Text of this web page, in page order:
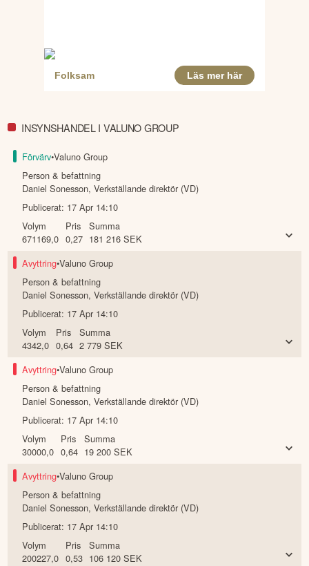
INSYNSHANDEL I VALUNO GROUP
Förvärv•Valuno Group
Person & befattning
Daniel Sonesson,Verkställande direktör (VD)
Publicerat: 17 Apr 14:10
Volym
671169,0
Pris
0,27
Summa
181 216 SEK
Avyttring•Valuno Group
Person & befattning
Daniel Sonesson,Verkställande direktör (VD)
Publicerat: 17 Apr 14:10
Volym
4342,0
Pris
0,64
Summa
2 779 SEK
Avyttring•Valuno Group
Person & befattning
Daniel Sonesson,Verkställande direktör (VD)
Publicerat: 17 Apr 14:10
Volym
30000,0
Pris
0,64
Summa
19 200 SEK
Avyttring•Valuno Group
Person & befattning
Daniel Sonesson,Verkställande direktör (VD)
Publicerat: 17 Apr 14:10
Volym
200227,0
Pris
0,53
Summa
106 120 SEK